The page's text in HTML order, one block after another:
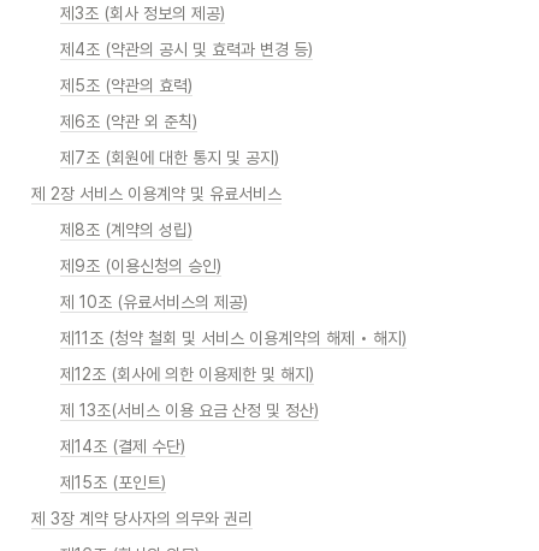
제3조 (회사 정보의 제공)
제4조 (약관의 공시 및 효력과 변경 등)
제5조 (약관의 효력)
제6조 (약관 외 준칙)
제7조 (회원에 대한 통지 및 공지)
제 2장 서비스 이용계약 및 유료서비스
제8조 (계약의 성립)
제9조 (이용신청의 승인)
제 10조 (유료서비스의 제공)
제11조 (청약 철회 및 서비스 이용계약의 해제 • 해지)
제12조 (회사에 의한 이용제한 및 해지)
제 13조(서비스 이용 요금 산정 및 정산)
제14조 (결제 수단)
제15조 (포인트)
제 3장 계약 당사자의 의무와 권리